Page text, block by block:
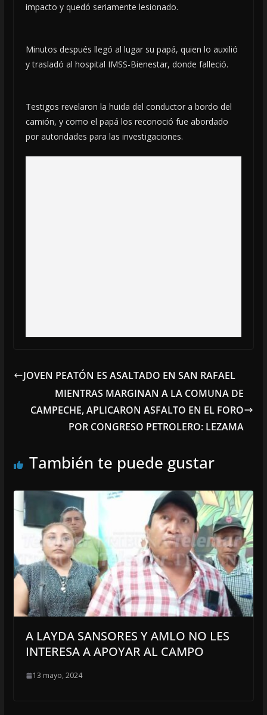
impacto y quedó seriamente lesionado.
Minutos después llegó al lugar su papá, quien lo auxilió
y trasladó al hospital IMSS-Bienestar, donde falleció.
Testigos revelaron la huida del conductor a bordo del
camión, y como el papá los reconoció fue abordado
por autoridades para las investigaciones.
JOVEN PEATÓN ES ASALTADO EN SAN RAFAEL
MIENTRAS MARGINAN A LA COMUNA DE
CAMPECHE, APLICARON ASFALTO EN EL FORO
POR CONGRESO PETROLERO: LEZAMA
También te puede gustar
A LAYDA SANSORES Y AMLO NO LES
INTERESA A APOYAR AL CAMPO
13 mayo, 2024